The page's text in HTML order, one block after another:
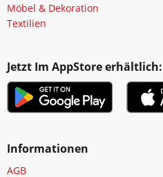
Möbel & Dekoration
Textilien
Jetzt Im AppStore erhältlich:
Informationen
AGB